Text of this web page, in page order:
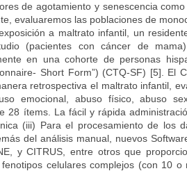
de agotamiento y senescencia como
evaluaremos las poblaciones de
a maltrato infantil, un
(pacientes con cáncer de
en una cohorte de personas
Short Form”) (CTQ-SF) [5]. El
retrospectiva el maltrato infantil,
emocional, abuso físico, abuso
28 ítems. La fácil y rápida
(iii) Para el procesamiento de los
del análisis manual, nuevos
y CITRUS, entre otros que
celulares complejos (con 10 o